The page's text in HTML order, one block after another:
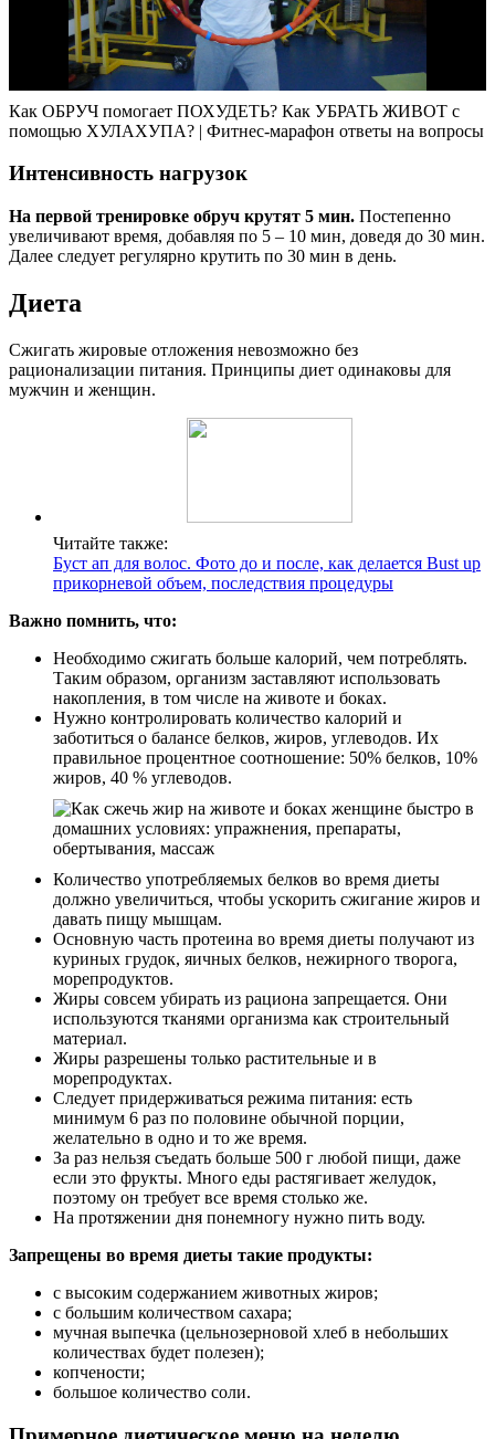
Как ОБРУЧ помогает ПОХУДЕТЬ? Как УБРАТЬ ЖИВОТ с
помощью ХУЛАХУПА? | Фитнес-марафон ответы на вопросы
Интенсивность нагрузок
На первой тренировке обруч крутят 5 мин. Постепенно
увеличивают время, добавляя по 5 – 10 мин, доведя до 30 мин.
Далее следует регулярно крутить по 30 мин в день.
Диета
Сжигать жировые отложения невозможно без
рационализации питания. Принципы диет одинаковы для
мужчин и женщин.
Читайте также:
Буст ап для волос. Фото до и после, как делается Bust up
прикорневой объем, последствия процедуры
Важно помнить, что:
Необходимо сжигать больше калорий, чем потреблять.
Таким образом, организм заставляют использовать
накопления, в том числе на животе и боках.
Нужно контролировать количество калорий и
заботиться о балансе белков, жиров, углеводов. Их
правильное процентное соотношение: 50% белков, 10%
жиров, 40 % углеводов.
Количество употребляемых белков во время диеты
должно увеличиться, чтобы ускорить сжигание жиров и
давать пищу мышцам.
Основную часть протеина во время диеты получают из
куриных грудок, яичных белков, нежирного творога,
морепродуктов.
Жиры совсем убирать из рациона запрещается. Они
используются тканями организма как строительный
материал.
Жиры разрешены только растительные и в
морепродуктах.
Следует придерживаться режима питания: есть
минимум 6 раз по половине обычной порции,
желательно в одно и то же время.
За раз нельзя съедать больше 500 г любой пищи, даже
если это фрукты. Много еды растягивает желудок,
поэтому он требует все время столько же.
На протяжении дня понемногу нужно пить воду.
Запрещены во время диеты такие продукты:
с высоким содержанием животных жиров;
с большим количеством сахара;
мучная выпечка (цельнозерновой хлеб в небольших
количествах будет полезен);
копчености;
большое количество соли.